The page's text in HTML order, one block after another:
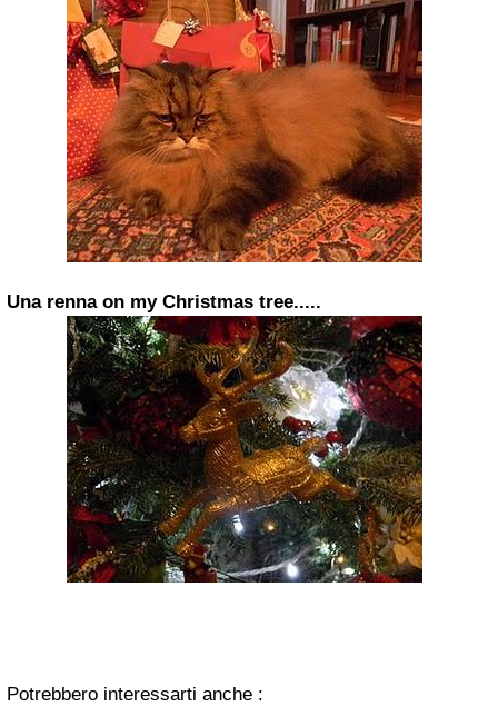
Una renna on my Christmas tree.....
Potrebbero interessarti anche :